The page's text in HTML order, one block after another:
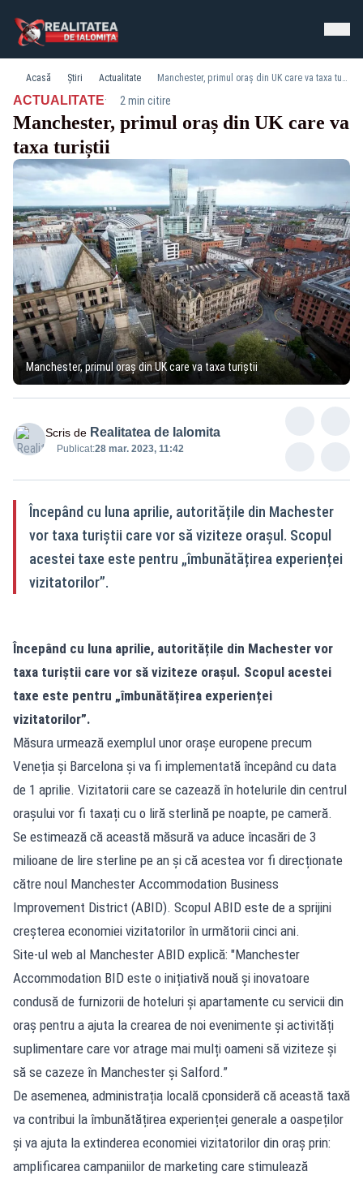
Acasă Știri Actualitate Manchester, primul oraș din UK care va taxa turiștii
ACTUALITATE· 2 min citire
Manchester, primul oraș din UK care va
taxa turiștii
Manchester, primul oraș din UK care va taxa turiștii
Scris de Realitatea de Ialomita
Publicat:28 mar. 2023, 11:42
Începând cu luna aprilie, autoritățile din Machester
vor taxa turiștii care vor să viziteze orașul. Scopul
acestei taxe este pentru „îmbunătățirea experienței
vizitatorilor”.
Începând cu luna aprilie, autoritățile din Machester vor
taxa turiștii care vor să viziteze orașul. Scopul acestei
taxe este pentru „îmbunătățirea experienței
vizitatorilor”.
Măsura urmează exemplul unor orașe europene precum
Veneția și Barcelona și va fi implementată începând cu data
de 1 aprilie. Vizitatorii care se cazează în hotelurile din centrul
orașului vor fi taxați cu o liră sterlină pe noapte, pe cameră.
Se estimează că această măsură va aduce încasări de 3
milioane de lire sterline pe an și că acestea vor fi direcționate
către noul Manchester Accommodation Business
Improvement District (ABID). Scopul ABID este de a sprijini
creșterea economiei vizitatorilor în următorii cinci ani.
Site-ul web al Manchester ABID explică: "Manchester
Accommodation BID este o inițiativă nouă și inovatoare
condusă de furnizorii de hoteluri și apartamente cu servicii din
oraș pentru a ajuta la crearea de noi evenimente și activități
suplimentare care vor atrage mai mulți oameni să viziteze și
să se cazeze în Manchester și Salford.”
De asemenea, administrația locală cponsideră că această taxă
va contribui la îmbunătățirea experienței generale a oaspeților
și va ajuta la extinderea economiei vizitatorilor din oraș prin:
amplificarea campaniilor de marketing care stimulează